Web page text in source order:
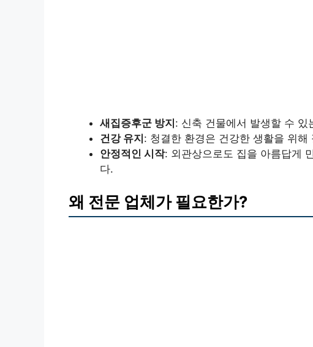
새집증후군 방지 : 신축 건물에서 발생할 수 있
건강 유지 : 청결한 환경은 건강한 생활을 위해
안정적인 시작: 외관상으로도 집을 아름답게
다.
왜 전문 업체가 필요한가?